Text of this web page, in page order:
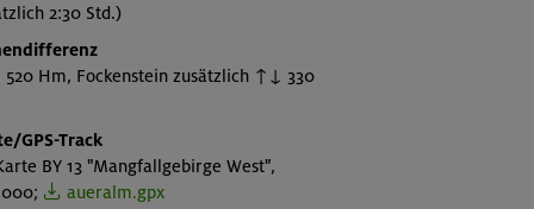
2:30 Std.)
Hm, Fockenstein zusätzlich ↑↓ 330
GPS-Track
BY 13 "Mangfallgebirge West",
aueralm.gpx